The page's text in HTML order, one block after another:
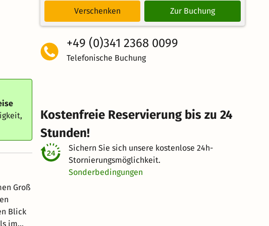
Groß
Blick
im
Verschenken Zur Buchung
+49 (0)341 2368 0099
Telefonische Buchung
Kostenfreie Reservierung bis zu 24
Stunden!
Sichern Sie sich unsere kostenlose 24h-
Stornierungsmöglichkeit.
Sonderbedingungen